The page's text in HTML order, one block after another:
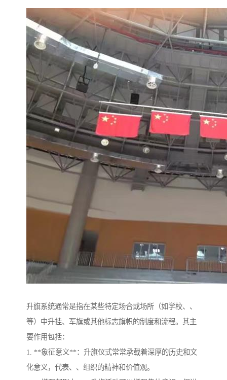
升旗系统通常是指在某些特定场合或场所（如学校、、
等）中升挂、军旗或其他标志旗帜的制度和流程。其主
要作用包括：
1. **象征意义**：升旗仪式常常承载着深厚的历史和文
化意义，代表、、组织的精神和价值观。